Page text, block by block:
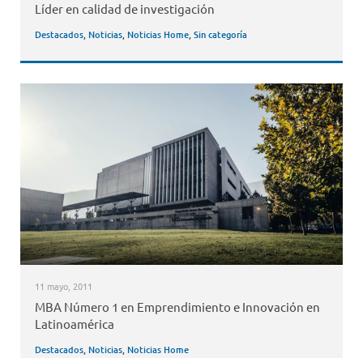
Líder en calidad de investigación
Destacados, Noticias, Noticias Home,Sin categoría
11 mayo, 2011
MBA Número 1 en Emprendimiento e Innovación en
Latinoamérica
Destacados, Noticias, Noticias Home